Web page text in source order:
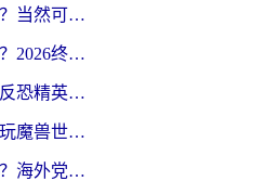
身在国外可以玩王者吗？当然可以，但你需要这份“加速”指南
海外游戏加速器哪个好？2026终极指南帮你畅玩国服+解决卡顿难题
身在海外，如何找回《反恐精英：全球攻势》国服的丝滑手感？一份给你的终极指南
从纽约到暴风城：美国玩魔兽世界，如何找到你的最佳网络航线
日本怎么玩奥拉星不卡？海外党国服游戏加速器选择全攻略